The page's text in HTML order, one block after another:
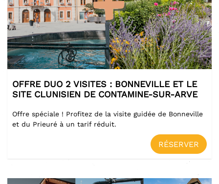
OFFRE DUO 2 VISITES : BONNEVILLE ET LE
SITE CLUNISIEN DE CONTAMINE-SUR-ARVE
Offre spéciale ! Profitez de la visite guidée de Bonneville
et du Prieuré à un tarif réduit.
RÉSERVER